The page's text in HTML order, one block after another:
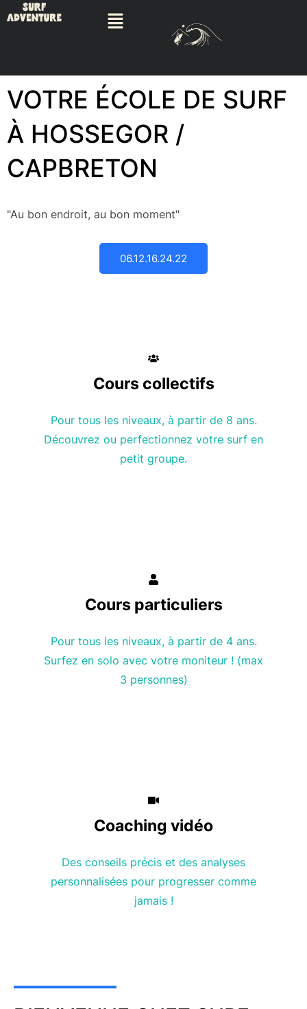
VOTRE ÉCOLE DE SURF
À HOSSEGOR /
CAPBRETON
"Au bon endroit, au bon moment"
06.12.16.24.22
Cours collectifs
Pour tous les niveaux, à partir de 8 ans.
Découvrez ou perfectionnez votre surf en
petit groupe.
Cours particuliers
Pour tous les niveaux, à partir de 4 ans.
Surfez en solo avec votre moniteur ! (max
3 personnes)
Coaching vidéo
Des conseils précis et des analyses
personnalisées pour progresser comme
jamais !